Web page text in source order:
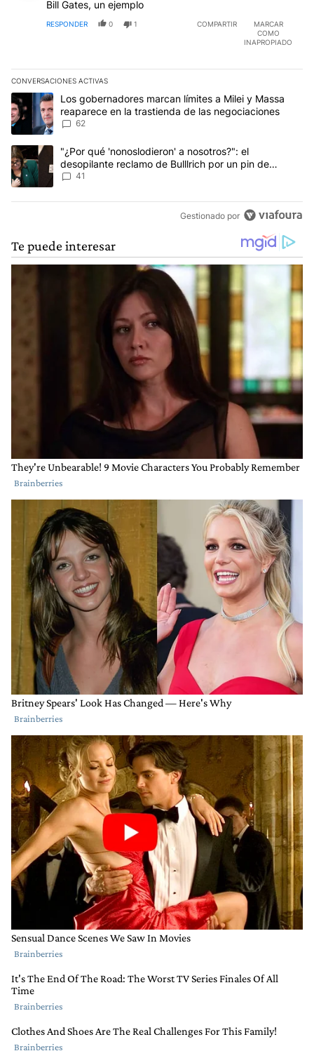
Bill Gates, un ejemplo
RESPONDER 0 1 COMPARTIR
MARCAR
COMO
INAPROPIADO
CONVERSACIONES ACTIVAS
Este listado muestra los artículos con más comentarios en los
Un artículo de tendencia con el título "Los gobernadores marcan
Los gobernadores marcan límites a Milei y Massa
reaparece en la trastienda de las negociaciones
62
Un artículo de tendencia con el título ""¿Por qué 'nonoslodieron'
"¿Por qué 'nonoslodieron' a nosotros?": el
desopilante reclamo de Bulllrich por un pin de
Malvinas
41
Gestionado por